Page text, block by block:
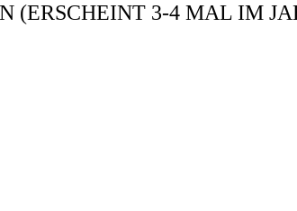
(ERSCHEINT 3-4 MAL IM